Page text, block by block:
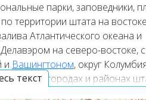
текст
парки, заповедники,
территории штата на
Атлантического океана и
на северо-востоке, с
и Вашингтоном, округ
в городах и районах